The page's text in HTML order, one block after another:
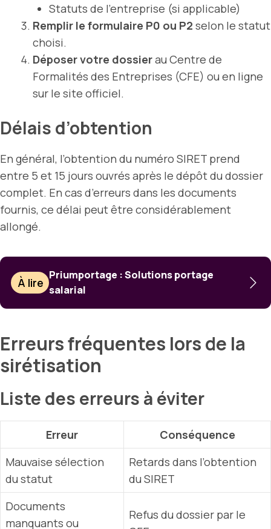
Statuts de l’entreprise (si applicable)
Remplir le formulaire P0 ou P2 selon le statut
choisi.
Déposer votre dossierau Centre de
Formalités des Entreprises (CFE) ou en ligne
sur le site officiel.
Délais d’obtention
En général, l’obtention du numéro SIRET prend
entre 5 et 15 jours ouvrés après le dépôt du dossier
complet. En cas d’erreurs dans les documents
fournis, ce délai peut être considérablement
allongé.
À lire
Priumportage : Solutions portage
salarial
Erreurs fréquentes lors de la
sirétisation
Liste des erreurs à éviter
Erreur
Conséquence
Mauvaise sélection
du statut
Retards dans l’obtention
du SIRET
Documents
manquants ou
Refus du dossier par le